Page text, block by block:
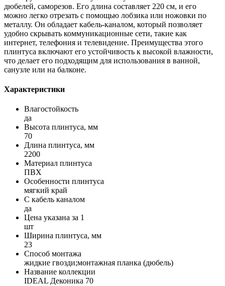
дюбелей, саморезов. Его длина составляет 220 см, и его
можно легко отрезать с помощью лобзика или ножовки по
металлу. Он обладает кабель-каналом, который позволяет
удобно скрывать коммуникационные сети, такие как
интернет, телефония и телевидение. Преимущества этого
плинтуса включают его устойчивость к высокой влажности,
что делает его подходящим для использования в ванной,
санузле или на балконе.
Характеристики
Влагостойкость
да
Высота плинтуса, мм
70
Длина плинтуса, мм
2200
Материал плинтуса
ПВХ
Особенности плинтуса
мягкий край
С кабель каналом
да
Цена указана за 1
шт
Ширина плинтуса, мм
23
Способ монтажа
жидкие гвозди;монтажная планка (дюбель)
Название коллекции
IDEAL Деконика 70